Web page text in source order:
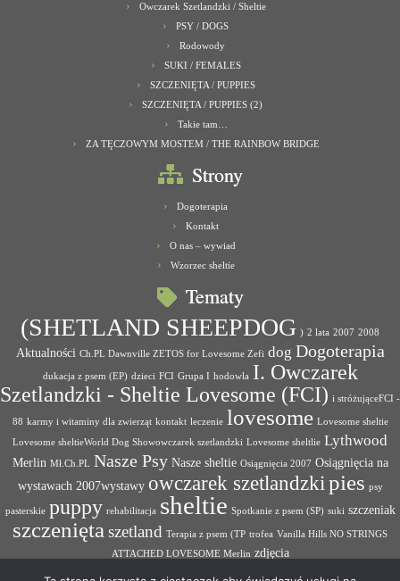
Owczarek Szetlandzki / Sheltie
PSY / DOGS
Rodowody
SUKI / FEMALES
SZCZENIĘTA / PUPPIES
SZCZENIĘTA / PUPPIES (2)
Takie tam…
ZA TĘCZOWYM MOSTEM / THE RAINBOW BRIDGE
Strony
Dogoterapia
Kontakt
O nas – wywiad
Wzorzec sheltie
Tematy
(SHETLAND SHEEPDOG ) 2 lata 2007 2008
Aktualności Ch.PL Dawnville ZETOS for Lovesome Zefi dog Dogoterapia
dukacja z psem (EP) dzieci FCI Grupa I hodowla I. Owczarek
Szetlandzki - Sheltie Lovesome (FCI) i stróżująceFCI -
88 karmy i witaminy dla zwierząt kontakt leczenie lovesome Lovesome sheltie
Lovesome sheltieWorld Dog Showowczarek szetlandzki Lovesome sheltlie Lythwood
Merlin Mł.Ch.PL Nasze Psy Nasze sheltie Osiągnięcia 2007 Osiągnięcia na
wystawach 2007wystawy owczarek szetlandzkipies psy
pasterskie puppy rehabilitacja sheltie Spotkanie z psem (SP) suki szczeniak
szczenięta szetland Terapia z psem (TP trofea Vanilla Hills NO STRINGS
ATTACHED LOVESOME Merlin zdjęcia